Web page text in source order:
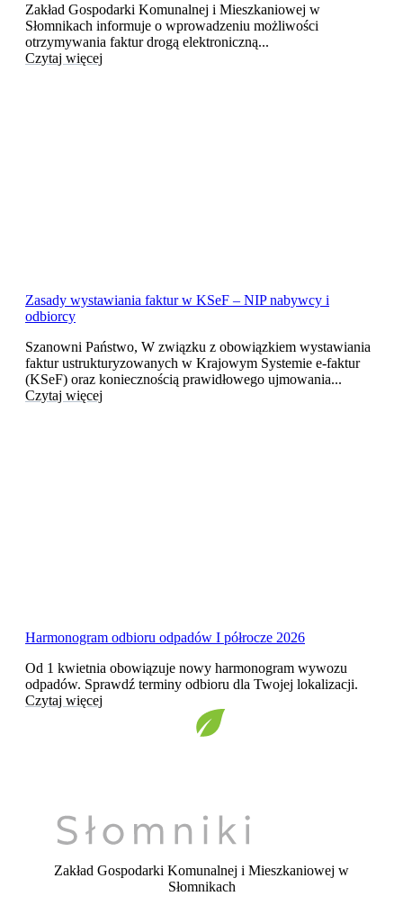
Zakład Gospodarki Komunalnej i Mieszkaniowej w
Słomnikach informuje o wprowadzeniu możliwości
otrzymywania faktur drogą elektroniczną...
Czytaj więcej
Zasady wystawiania faktur w KSeF – NIP nabywcy i
odbiorcy
Szanowni Państwo, W związku z obowiązkiem wystawiania
faktur ustrukturyzowanych w Krajowym Systemie e-faktur
(KSeF) oraz koniecznością prawidłowego ujmowania...
Czytaj więcej
Harmonogram odbioru odpadów I półrocze 2026
Od 1 kwietnia obowiązuje nowy harmonogram wywozu
odpadów. Sprawdź terminy odbioru dla Twojej lokalizacji.
Czytaj więcej
Zakład Gospodarki Komunalnej i Mieszkaniowej w
Słomnikach